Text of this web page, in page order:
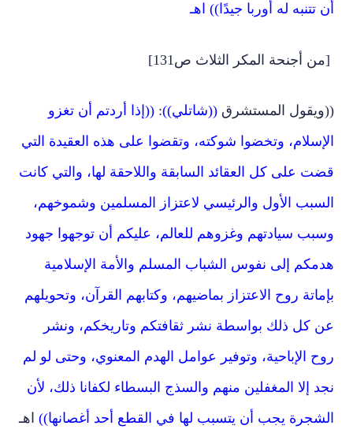
أن تتنبه له أوربا جيدًا)) اهـ
[من أجنحة المكر الثلاث ص131]
((ويقول المستشرق ((شاتلي)): ((إذا أردتم أن تغزو
الإسلام، وتخضوا شوكته، وتقضوا على هذه العقيدة التي
قضت على كل العقائد السابقة واللاحقة لها، والتي كانت
السبب الأول والرئيسي لاعتزاز المسلمين وشموخهم،
وسبب سيادتهم وغزوهم للعالم، عليكم أن توجهوا جهود
هدمكم إلى نفوس الشباب المسلم والأمة الإسلامية
بإماتة روح الاعتزاز بماضيهم، وكتابهم القرآن، وتحويلهم
عن كل ذلك بواسطة نشر ثقافتكم وتاريخكم، ونشر
روح الإباحية، وتوفير عوامل الهدم المعنوي، وحتى لو لم
نجد إلا المغفلين منهم والسذج البسطاء لكفانا ذلك، لأن
الشجرة يجب أن يتسبب لها في القطع أحد أغصانها)) اهـ